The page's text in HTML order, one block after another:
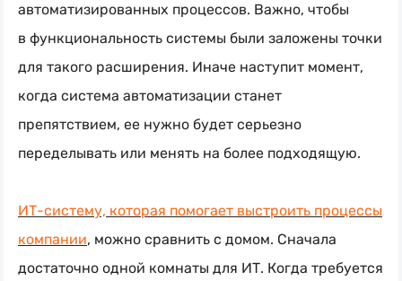
автоматизированных процессов. Важно, чтобы
в функциональность системы были заложены точки
для такого расширения. Иначе наступит момент,
когда система автоматизации станет
препятствием, ее нужно будет серьезно
переделывать или менять на более подходящую.
ИТ-систему, которая помогает выстроить процессы
компании, можно сравнить с домом. Сначала
достаточно одной комнаты для ИТ. Когда требуется